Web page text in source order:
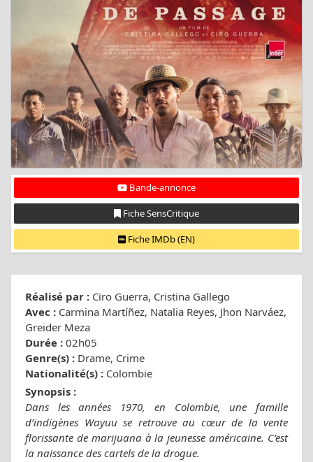
Bande-annonce
Fiche SensCritique
Fiche IMDb (EN)
Réalisé par : Ciro Guerra, Cristina Gallego
Avec : Carmina Martíñez, Natalia Reyes, Jhon Narváez,
Greider Meza
Durée : 02h05
Genre(s) : Drame, Crime
Nationalité(s) : Colombie
Synopsis :
Dans les années 1970, en Colombie, une famille
d’indigènes Wayuu se retrouve au cœur de la vente
florissante de marijuana à la jeunesse américaine. C’est
la naissance des cartels de la drogue.